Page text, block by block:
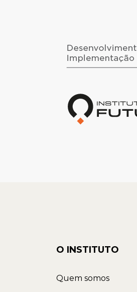
O INSTITUTO
Quem somos